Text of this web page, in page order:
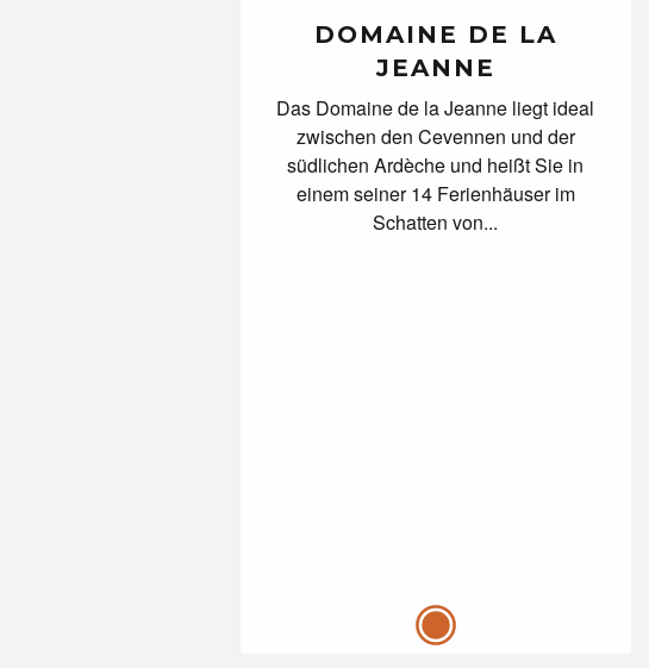
DOMAINE DE LA
JEANNE
Das Domaine de la Jeanne liegt ideal
zwischen den Cevennen und der
südlichen Ardèche und heißt Sie in
einem seiner 14 Ferienhäuser im
Schatten von...